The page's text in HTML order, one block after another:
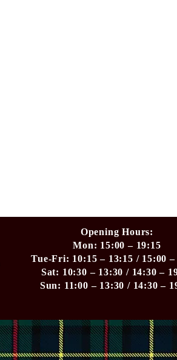
Opening Hours:
​Mon: 15:00 – 19:15
​Tue-Fri: 10:15 – 13:15 / 15:00 –
Sat: 10:30 – 13:30 / 14:30 –
Sun: 11:00 – 13:30 / 14:30 –